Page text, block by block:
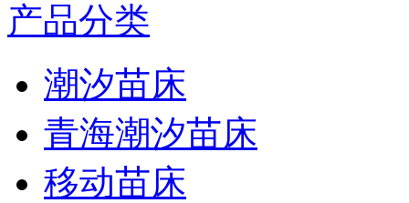
产品分类
潮汐苗床
青海潮汐苗床
移动苗床